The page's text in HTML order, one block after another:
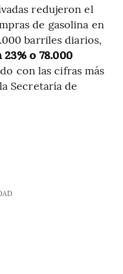
redujeron el
de gasolina en
barriles diarios,
o 78.000
con las cifras más
Secretaría de